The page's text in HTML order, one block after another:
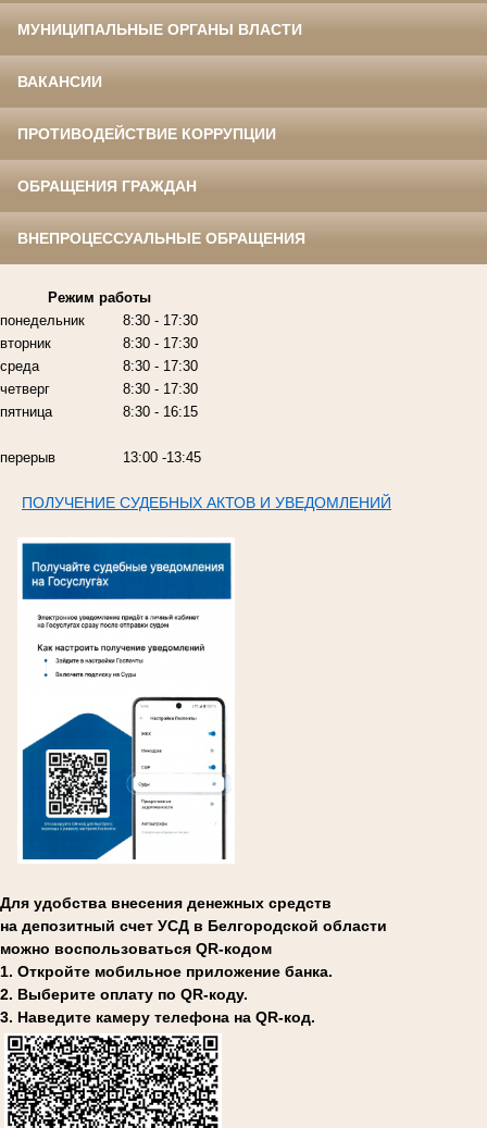
МУНИЦИПАЛЬНЫЕ ОРГАНЫ ВЛАСТИ
ВАКАНСИИ
ПРОТИВОДЕЙСТВИЕ КОРРУПЦИИ
ОБРАЩЕНИЯ ГРАЖДАН
ВНЕПРОЦЕССУАЛЬНЫЕ ОБРАЩЕНИЯ
Режим работы
понедельник
вторник
среда
четверг
пятница
перерыв
8:30 - 17:30
8:30 - 17:30
8:30 - 17:30
8:30 - 17:30
8:30 - 16:15
13:00 -13:45
ПОЛУЧЕНИЕ СУДЕБНЫХ АКТОВ И УВЕДОМЛЕНИЙ
Для удобства внесения денежных средств
на депозитный счет УСД в Белгородской области
можно воспользоваться QR-кодом
1. Откройте мобильное приложение банка.
2. Выберите оплату по QR-коду.
3. Наведите камеру телефона на QR-код.